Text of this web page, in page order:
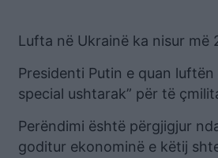
Lufta në Ukrainë ka nisur më
Presidenti Putin e quan luftën
special ushtarak” për të
Perëndimi është përgjigjur
goditur ekonominë e këtij